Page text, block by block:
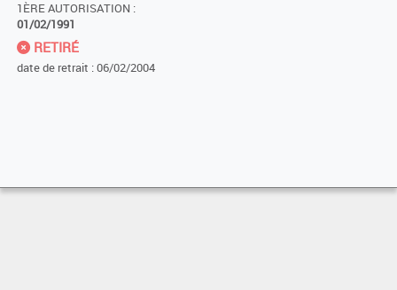
1ÈRE AUTORISATION :
01/02/1991
RETIRÉ
date de retrait : 06/02/2004